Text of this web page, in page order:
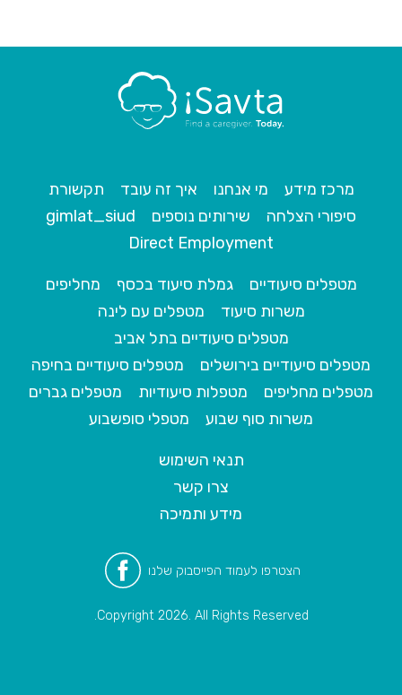
מרכז מידע מי אנחנו איך זה עובד
תקשורת
סיפורי הצלחה
שירותים נוספים
gimlat_siud
Direct Employment
מטפלים סיעודיים גמלת סיעוד בכסף
מחליפים
משרות סיעוד
מטפלים עם לינה
מטפלים סיעודיים בתל אביב
מטפלים סיעודיים בירושלים
מטפלים סיעודיים בחיפה
מטפלים מחליפים
מטפלות סיעודיות
מטפלים גברים
משרות סוף שבוע
מטפלי סופשבוע
תנאי השימוש
צרו קשר
מידע ותמיכה
הצטרפו לעמוד הפייסבוק שלנו
Copyright 2026. All Rights Reserved.